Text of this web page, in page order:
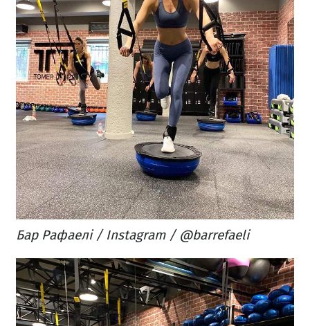
Бар Рафаелі / Instagram / @barrefaeli